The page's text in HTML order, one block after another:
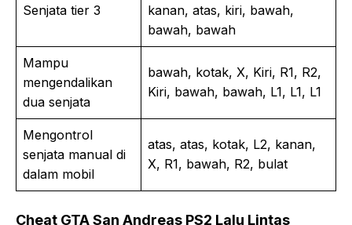
Senjata tier 3
kanan, atas, kiri, bawah,
bawah, bawah
Mampu
mengendalikan
dua senjata
bawah, kotak, X, Kiri, R1, R2,
Kiri, bawah, bawah, L1, L1, L1
Mengontrol
senjata manual di
dalam mobil
atas, atas, kotak, L2, kanan,
X, R1, bawah, R2, bulat
Cheat GTA San Andreas PS2 Lalu Lintas